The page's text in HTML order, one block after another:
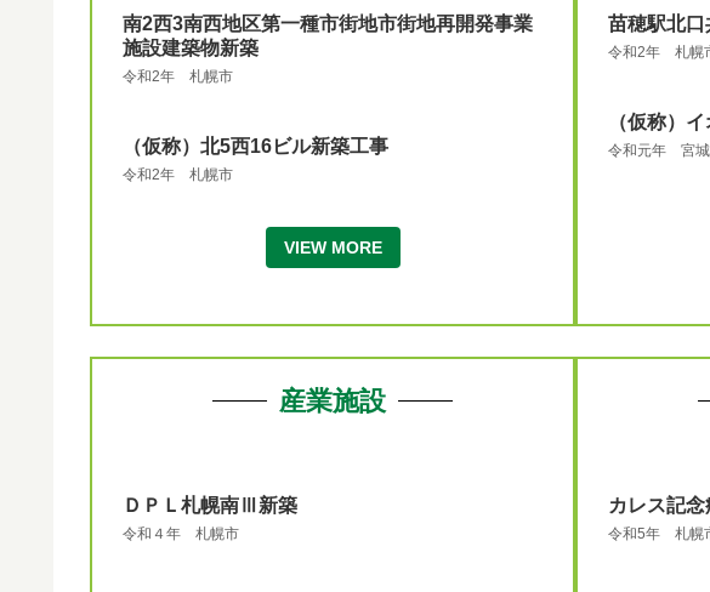
南2西3南西地区第一種市街地市街地再開発事業
施設建築物新築
令和2年 札幌市
（仮称）北5西16ビル新築工事
令和2年 札幌市
VIEW MORE
苗穂駅北
令和2年 札幌
（仮称）
令和元年 宮
産業施設
ＤＰＬ札幌南Ⅲ新築
令和４年 札幌市
カレス記
令和5年 札幌